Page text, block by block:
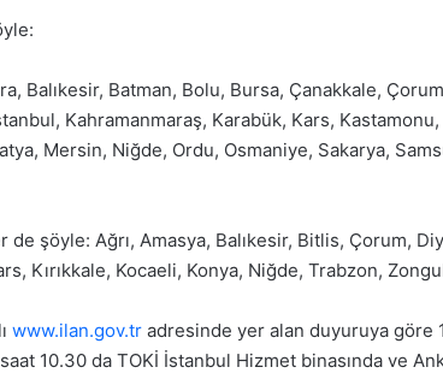
Balıkesir, Batman, Bolu, Bursa, Çanakkale,
Kahramanmaraş, Karabük, Kars, Kastamonu,
Mersin, Niğde, Ordu, Osmaniye, Sakarya,
de şöyle: Ağrı, Amasya, Balıkesir, Bitlis, Çorum,
Kırıkkale, Kocaeli, Konya, Niğde, Trabzon,
www.ilan.gov.tr adresinde yer alan duyuruya göre
10.30 da TOKİ İstanbul Hizmet binasında ve